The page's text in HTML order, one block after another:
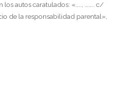
los autos caratulados: «….., …….. c/
de la responsabilidad parental»,